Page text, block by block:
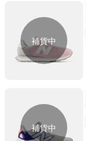
補貨中
補貨中